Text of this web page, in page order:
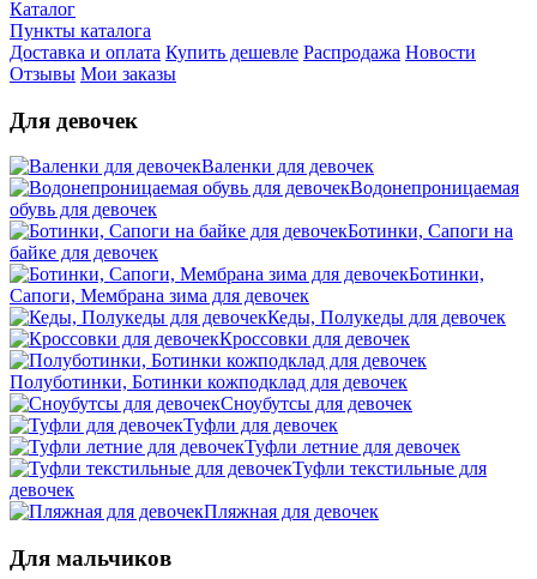
Каталог
Пункты каталога
Доставка и оплата Купить дешевле Распродажа Новости
Отзывы Мои заказы
Для девочек
Валенки для девочек
Водонепроницаемая
обувь для девочек
Ботинки, Сапоги на
байке для девочек
Ботинки,
Сапоги, Мембрана зима для девочек
Кеды, Полукеды для девочек
Кроссовки для девочек
Полуботинки, Ботинки кожподклад для девочек
Сноубутсы для девочек
Туфли для девочек
Туфли летние для девочек
Туфли текстильные для
девочек
Пляжная для девочек
Для мальчиков